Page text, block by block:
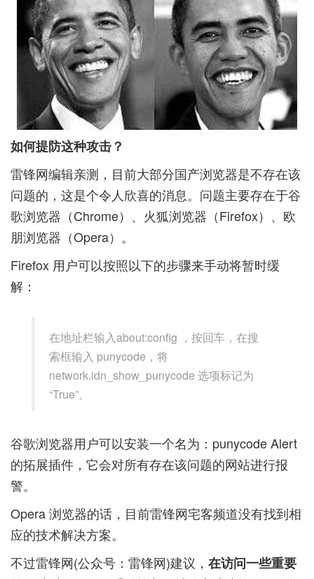
如何提防这种攻击？
雷锋网编辑亲测，目前大部分国产浏览器是不存在该
问题的，这是个令人欣喜的消息。问题主要存在于谷
歌浏览器（Chrome）、火狐浏览器（Firefox）、欧
朋浏览器（Opera）。
Firefox 用户可以按照以下的步骤来手动将暂时缓
解：
在地址栏输入about:config ，按回车，在搜
索框输入 punycode，将
network.idn_show_punycode 选项标记为
“True”。
谷歌浏览器用户可以安装一个名为：punycode Alert
的拓展插件，它会对所有存在该问题的网站进行报
警。
Opera 浏览器的话，目前雷锋网宅客频道没有找到相
应的技术解决方案。
不过雷锋网(公众号：雷锋网)建议， 在访问一些重要